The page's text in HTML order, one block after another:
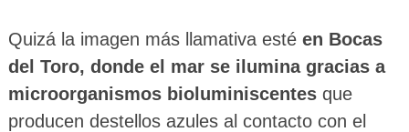
Quizá la imagen más llamativa esté en Bocas
del Toro, donde el mar se ilumina gracias a
microorganismos bioluminiscentesque
producen destellos azules al contacto con el